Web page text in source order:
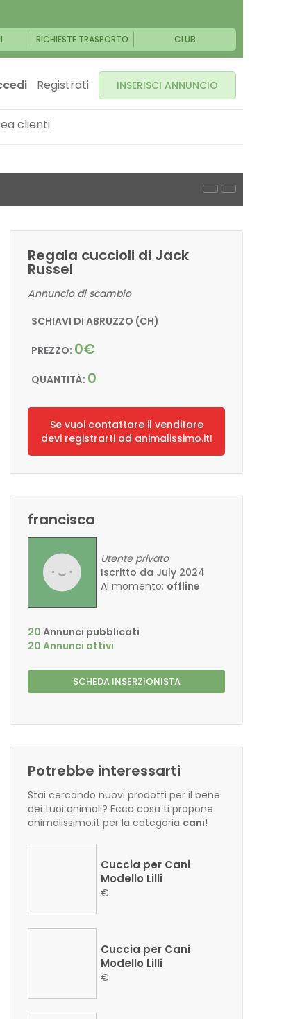
RICHIESTE TRASPORTO CLUB
Registrati INSERISCI ANNUNCIO
clienti
Regala cuccioli di Jack
Russel
Annuncio di scambio
SCHIAVI DI ABRUZZO (CH)
PREZZO: 0€
QUANTITÀ: 0
Se vuoi contattare il venditore
devi registrarti ad animalissimo.it!
francisca
Utente privato
Iscritto da July 2024
Al momento: offline
20 Annunci pubblicati
20 Annunci attivi
SCHEDA INSERZIONISTA
Potrebbe interessarti
Stai cercando nuovi prodotti per il bene
dei tuoi animali? Ecco cosa ti propone
animalissimo.it per la categoria cani!
Cuccia per Cani
Modello Lilli
€
Cuccia per Cani
Modello Lilli
€